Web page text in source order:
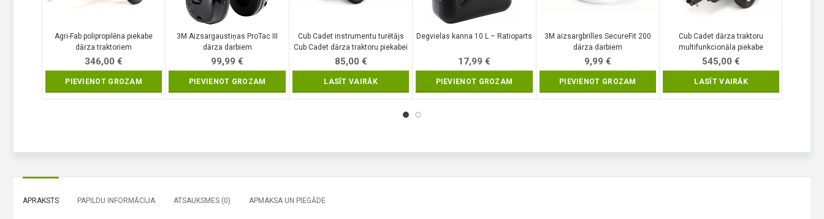
Agri-Fab polipropilēna piekabe
dārza traktoriem
346,00€
PIEVIENOT GROZAM
3M Aizsargaustiņas ProTac III
dārza darbiem
99,99€
PIEVIENOT GROZAM
Cub Cadet instrumentu turētājs
Cub Cadet dārza traktoru piekabei
85,00 €
LASĪT VAIRĀK
Degvielas kanna 10 L – Ratioparts
17,99 €
PIEVIENOT GROZAM
3M aizsargbrilles SecureFit 200
dārza darbiem
9,99 €
PIEVIENOT GROZAM
Cub Cadet dārza traktoru
multifunkcionāla piekabe
545,00€
LASĪT VAIRĀK
APRAKSTS PAPILDU INFORMĀCIJA ATSAUKSMES (0) APMAKSA UN PIEGĀDE